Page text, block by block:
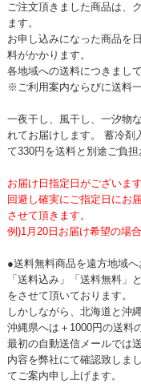
ご注文頂きました商品は、
ます。
お申し込みになった商品を
料がかかります。
各地域への送料につきまし
※ご利用案内ならびに送料
一夜干し、風干し、一汐物
れてお届けします。 蓄冷剤
て330円を送料と別途ご負担
お届け日指定日がございま
回避し確実にご指定日にお
させて頂きます。
例)1月20日お届け希望の場
●送料無料商品を遠方地域
「送料込み」「送料無料」
をさせて頂いております。
しかしながら、北海道と沖
沖縄県へは＋1000円の送料
最初の自動送信メールでは
内容を弊社にて確認致しま
てご案内申し上げます。